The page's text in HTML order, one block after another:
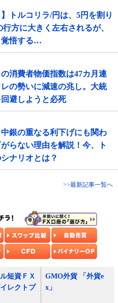
トルコリラ/円は、5円を割り
方に大きく左右されるが、
覚悟する…
消費者物価指数は47カ月連
の勢いに減速の兆し。大統
避しようと必死
銀の重なる利下げにも関わ
らない理由を解説！今、ト
ナリオとは？
>>最新記事一覧へ
短資ＦＸ
イレクトプ
GMO外貨 「外貨e
x」